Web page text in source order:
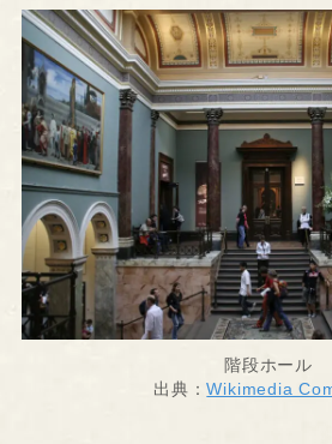
階段ホール
出典：Wikimedia